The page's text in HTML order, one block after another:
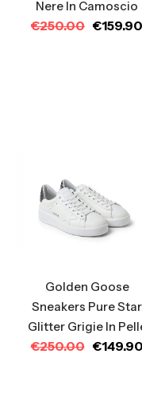
Nere In Camoscio
€250.00 €159.90
Golden Goose
Sneakers Pure Star
Glitter Grigie In
€250.00 €149.90